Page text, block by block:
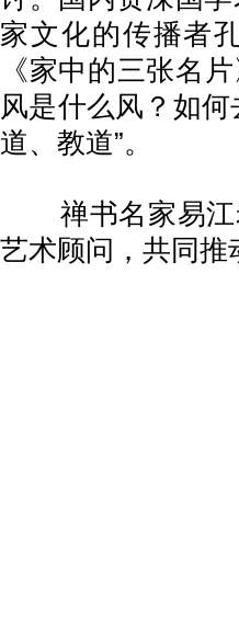
家文化的传播者
《家中的三张名
风是什么风？如
道、教道”。
禅书名家易江
艺术顾问，共同推